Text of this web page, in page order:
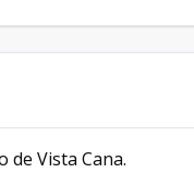
de Vista Cana.